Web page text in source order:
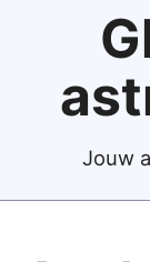
Jouw